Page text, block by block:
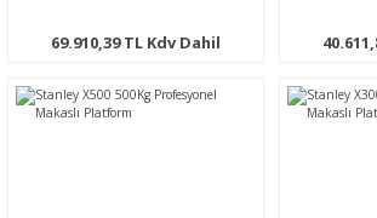
69.910,39 TL Kdv Dahil